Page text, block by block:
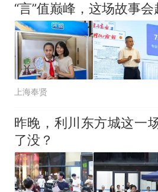
“言”值巅峰，这场故事会
上海奉贤
昨晚，利川东方城这一
了没？